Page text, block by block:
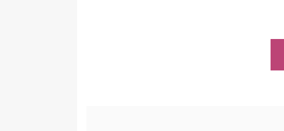
في صدّ الناس عن الصراط
رَّبِّكُمۡۚ وَٱللَّهُ یَخۡتَصُّ بِرَحۡمَتِهِۦ مَن یَشَاۤءُ﴾